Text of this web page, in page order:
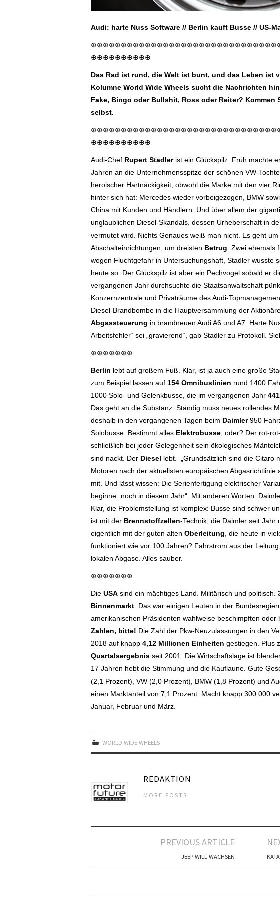
Audi: harte Nuss Software // Berlin kauft Busse // US-
⊕⊕⊕⊕⊕⊕⊕⊕⊕⊕
Das Rad ist rund, die Welt ist bunt, und das Leben ist
Kolumne World Wide Wheels sucht die Nachrichten
Fake, Bingo oder Bullshit, Ross oder Reiter? Kommen
selbst.
⊕⊕⊕⊕⊕⊕⊕⊕⊕⊕
Audi-Chef Rupert Stadler ist ein Glückspilz. Früh machte
Jahren an die Unternehmensspitze der schönen VW-
heroischer Hartnäckigkeit, obwohl die Marke mit den vier
hinter sich hat: Mercedes wieder vorbeigezogen, BMW
China mit Kunden und Händlern. Und über allem der
unglaublichen Diesel-Skandals, dessen Urheberschaft in
vermutet wird. Nichts Genaues weiß man nicht. Es geht um
Abschalteinrichtungen, um dreisten Betrug . Zwei
wegen Fluchtgefahr in Untersuchungshaft, Stadler wusste
heute so. Der Glückspilz ist aber ein Pechvogel sobald er
vergangenen Jahr durchsuchte die Staatsanwaltschaft
Konzernzentrale und Privaträume des Audi-
Diesel-Brandbombe in die Hauptversammlung der
Abgassteuerung in brandneuen Audi A6 und A7. Harte
Arbeitsfehler“ sei „gravierend“, gab Stadler zu Protokoll.
⊕⊕⊕⊕⊕⊕⊕
Berlin lebt auf großem Fuß. Klar, ist ja auch eine große
zum Beispiel lassen auf 154 Omnibuslinien rund 1400
1000 Solo- und Gelenkbusse, die im vergangenen Jahr
Das geht an die Substanz. Ständig muss neues rollendes
deshalb in den vergangenen Tagen beim Daimler950
Solobusse. Bestimmt alles Elektrobusse , oder? Der rot-
schließlich bei jeder Gelegenheit sein ökologisches
sind nackt. Der Diesel lebt. „Grundsätzlich sind die Citaro
Motoren nach der aktuellsten europäischen Abgasrichtlinie
mit. Und lässt wissen: Die Serienfertigung elektrischer
beginne „noch in diesem Jahr“. Mit anderen Worten:
Klar, die Problemstellung ist komplex: Busse sind schwer
ist mit der Brennstoffzellen-Technik, die Daimler seit Jahr
eigentlich mit der guten alten Oberleitung , die heute in
funktioniert wie vor 100 Jahren? Fahrstrom aus der
lokalen Abgase. Alles sauber.
⊕⊕⊕⊕⊕⊕⊕
Die USA sind ein mächtiges Land. Militärisch und politisch.
Binnenmarkt . Das war einigen Leuten in der
amerikanischen Präsidenten wahlweise beschimpften oder
Zahlen, bitte! Die Zahl der Pkw-Neuzulassungen in den
2018 auf knapp 4,12 Millionen Einheiten gestiegen. Plus
Quartalsergebnis seit 2001. Die Wirtschaftslage ist
17 Jahren hebt die Stimmung und die Kauflaune. Gute
(2,1 Prozent), VW (2,0 Prozent), BMW (1,8 Prozent) und
einen Marktanteil von 7,1 Prozent. Macht knapp 300.000
Januar, Februar und März.
WORLD WIDE WHEELS
REDAKTION
MORE POSTS
PREVIOUS ARTICLE
JEEP WILL WACHSEN